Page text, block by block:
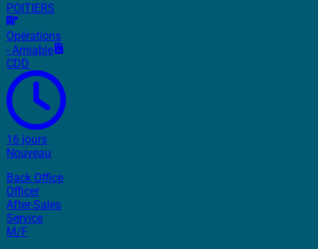
POITIERS
Opérations
- Amiable
CDD
16 jours
Nouveau
Back Office
Officer
After-Sales
Service
M/F